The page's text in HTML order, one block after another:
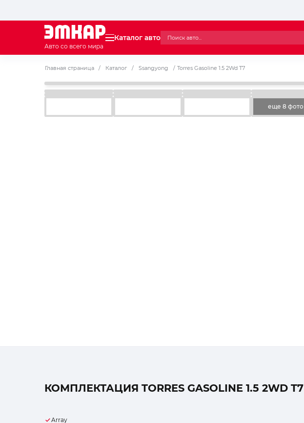
Авто со всего мира
Каталог авто
Главная страница / Каталог / Ssangyong / Torres Gasoline 1.5 2Wd T7
еще 8 фото
КОМПЛЕКТАЦИЯ TORRES GASOLINE 1.5 2WD T7
Array